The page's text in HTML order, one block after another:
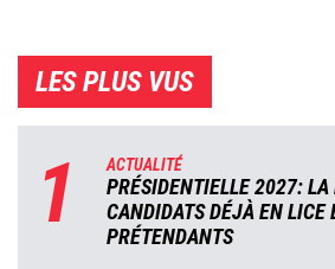
LES PLUS VUS
1 ACTUALITÉ
PRÉSIDENTIELLE 2027: LA
CANDIDATS DÉJÀ EN LICE
PRÉTENDANTS